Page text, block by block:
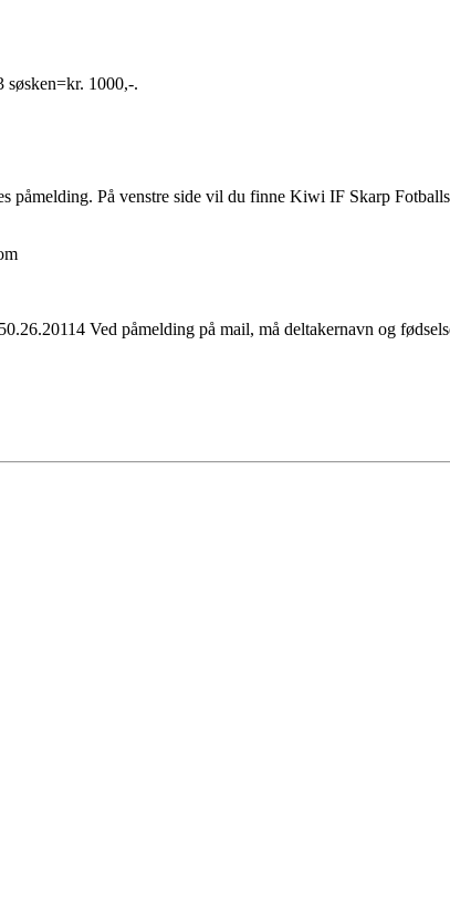
søsken=kr. 1000,-.
påmelding. På venstre side vil du finne Kiwi IF Skarp
Ved påmelding på mail, må deltakernavn og